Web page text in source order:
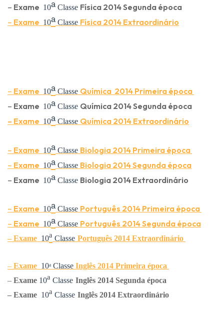
– Exame 10ᵃ Classe Física 2014 Segunda época
– Exame 10ᵃ Classe Física 2014 Extraordinário
– Exame 10ᵃ Classe Química 2014 Primeira época
– Exame 10ᵃ Classe Química 2014 Segunda época
– Exame 10ᵃ Classe Química 2014 Extraordinário
– Exame 10ᵃ Classe Biologia 2014 Primeira época
– Exame 10ᵃ Classe Biologia 2014 Segunda época
– Exame 10ᵃ Classe Biologia 2014 Extraordinário
– Exame 10ᵃ Classe Português 2014 Primeira época
– Exame 10ᵃ Classe Português 2014 Segunda época
– Exame 10ᵃ Classe Português 2014 Extraordinário
– Exame 10ᵃ Classe Inglês 2014 Primeira época
– Exame 10ᵃ Classe Inglês 2014 Segunda época
– Exame 10ᵃ Classe Inglês 2014 Extraordinário